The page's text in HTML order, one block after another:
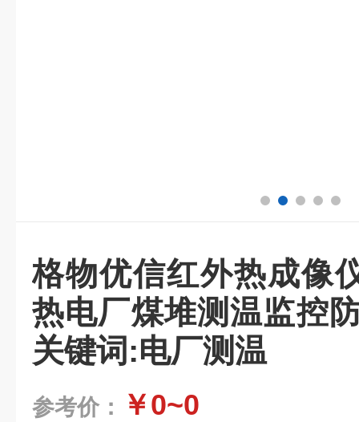
格物优信红外热成像
热电厂煤堆测温监控
关键词:电厂测温
参考价： ￥0~0